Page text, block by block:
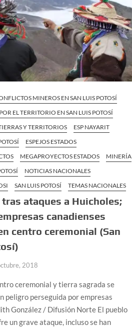
MINEROS EN SAN LUIS POTOSÍ
EL TERRITORIO EN SAN LUIS POTOSÍ
Y TERRITORIOS
ESP NAYARIT
ESPEJOS ESTADOS
MEGAPROYECTOS ESTADOS
MINERÍA
NOTICIAS NACIONALES
SAN LUIS POTOSÍ TEMAS NACIONALES
ataques a Huicholes;
canadienses
centro ceremonial (San
2018
ceremonial y tierra sagrada se
peligro perseguida por empresas
González / Difusión Norte El pueblo
un grave ataque, incluso se han